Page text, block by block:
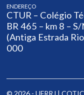
ENDEREÇO
CTUR – Colégio
BR 465 – km 8 –
(Antiga Estrada
000
© 2026 - UFRRJ |COTIC